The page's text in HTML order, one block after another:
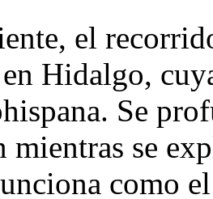
el
Hidalgo,
Se
mientras se
como